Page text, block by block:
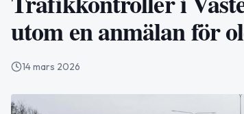
utom en anmälan för
14 mars 2026